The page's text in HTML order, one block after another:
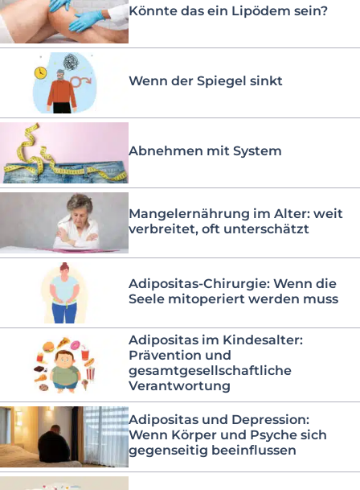
Könnte das ein Lipödem sein?
Wenn der Spiegel sinkt
Abnehmen mit System
Mangelernährung im Alter: weit
verbreitet, oft unterschätzt
Adipositas-Chirurgie: Wenn die
Seele mitoperiert werden muss
Adipositas im Kindesalter:
Prävention und
gesamtgesellschaftliche
Verantwortung
Adipositas und Depression:
Wenn Körper und Psyche sich
gegenseitig beeinflussen